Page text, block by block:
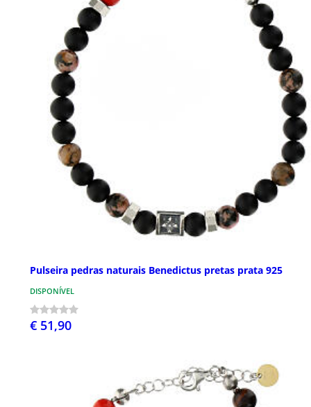
Pulseira pedras naturais Benedictus pretas prata 925
DISPONÍVEL
€ 51,90